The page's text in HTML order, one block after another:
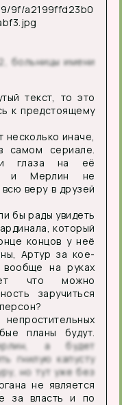
больницы имени
текст, то это
к предстоящему
несколько иначе,
самом сериале.
глаза на её
и Мерлин не
веру в друзей
бы рады увидеть
который
концов у неё
Артур за кое-
на руках
что можно
заручиться
планы будут.
а будет
гнилую капусту
но тут уже без
не является
за власть и по